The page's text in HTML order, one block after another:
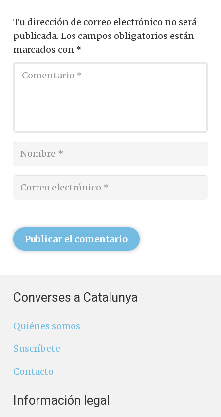
Tu dirección de correo electrónico no será
publicada. Los campos obligatorios están
marcados con *
Publicar el comentario
Converses a Catalunya
Quiénes somos
Suscríbete
Contacto
Información legal